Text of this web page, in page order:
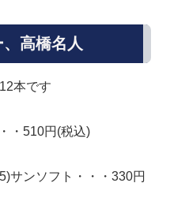
高橋名人
本です
・510円(税込)
サンソフト・・・330円